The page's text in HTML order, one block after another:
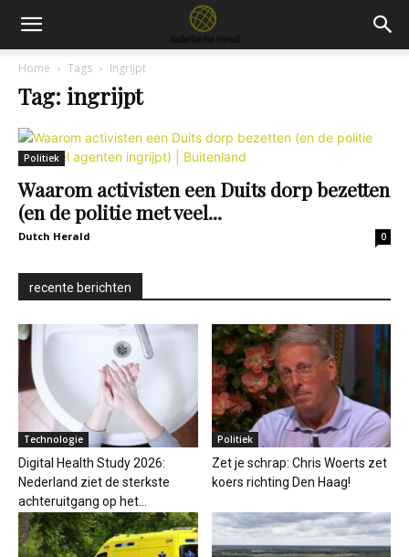
Home Tags Ingrijpt
Tag: ingrijpt
Politiek
Waarom activisten een Duits dorp bezetten
(en de politie met veel...
Dutch Herald 0
recente berichten
Technologie
Digital Health Study 2026:
Nederland ziet de sterkste
achteruitgang op het...
Politiek
Zet je schrap: Chris Woerts zet
koers richting Den Haag!